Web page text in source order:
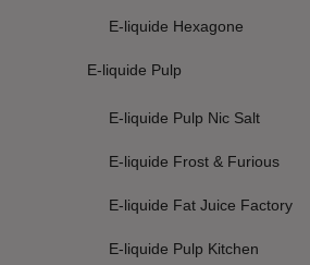
E-liquide Hexagone
E-liquide Pulp
E-liquide Pulp Nic Salt
E-liquide Frost & Furious
E-liquide Fat Juice Factory
E-liquide Pulp Kitchen